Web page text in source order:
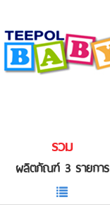
รวม
ผลิตภัณฑ์ 3 รายการ